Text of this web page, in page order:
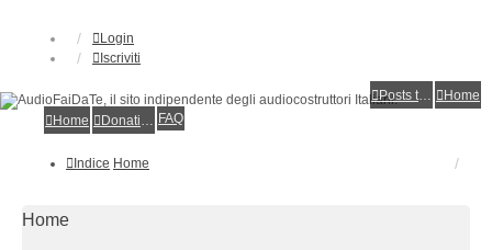
Login
Iscriviti
Posts toplist
Home
Home
Donations FAQ
Indice Home
Home